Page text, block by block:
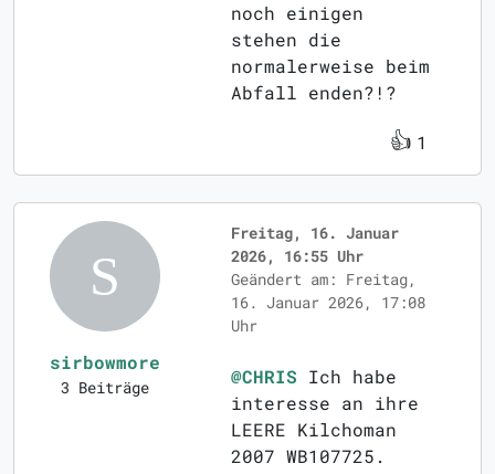
noch einigen
stehen die
normalerweise beim
Abfall enden?!?
👍 1
sirbowmore
3 Beiträge
Freitag, 16. Januar
2026, 16:55 Uhr
Geändert am: Freitag,
16. Januar 2026, 17:08
Uhr
@CHRIS Ich habe
interesse an ihre
LEERE Kilchoman
2007 WB107725.